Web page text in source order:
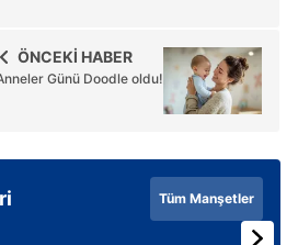
ÖNCEKİ HABER
Günü Doodle oldu!
Tüm Manşetler